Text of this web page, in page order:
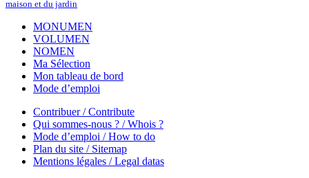
maison et du jardin
MONUMEN
VOLUMEN
NOMEN
Ma Sélection
Mon tableau de bord
Mode d’emploi
Contribuer / Contribute
Qui sommes-nous ? / Whois ?
Mode d’emploi / How to do
Plan du site / Sitemap
Mentions légales / Legal datas